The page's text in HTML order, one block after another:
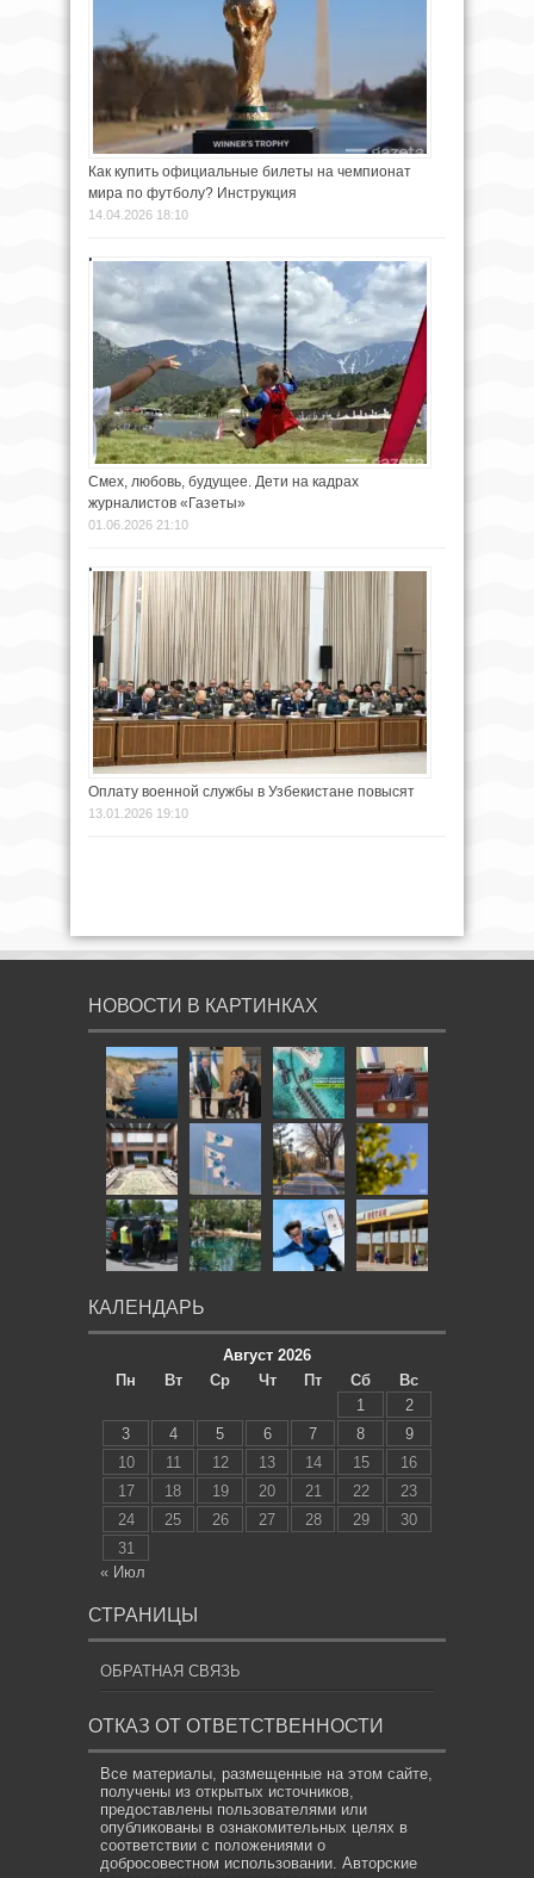
Как купить официальные билеты на чемпионат
мира по футболу? Инструкция
14.04.2026 18:10
Смех, любовь, будущее. Дети на кадрах
журналистов «Газеты»
01.06.2026 21:10
Оплату военной службы в Узбекистане повысят
13.01.2026 19:10
НОВОСТИ В КАРТИНКАХ
КАЛЕНДАРЬ
Август 2026
Пн
Вт Ср Чт Пт Сб
Вс
1
2
3
4 5 6 7 8
9
10
11 12 13 14 15
16
17
18 19 20 21 22
23
24
25 26 27 28 29
30
31
« Июл
СТРАНИЦЫ
ОБРАТНАЯ СВЯЗЬ
ОТКАЗ ОТ ОТВЕТСТВЕННОСТИ
Все материалы, размещенные на этом сайте,
получены из открытых источников,
предоставлены пользователями или
опубликованы в ознакомительных целях в
соответствии с положениями о
добросовестном использовании. Авторские